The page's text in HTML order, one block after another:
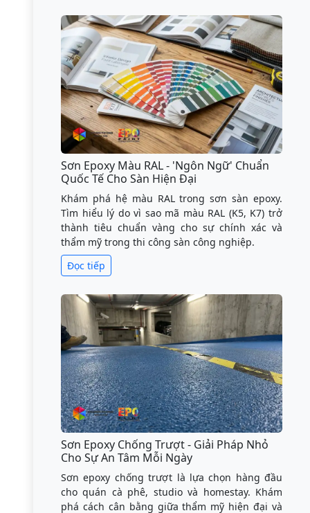
Sơn Epoxy Màu RAL - 'Ngôn Ngữ' Chuẩn
Quốc Tế Cho Sàn Hiện Đại
Khám phá hệ màu RAL trong sơn sàn epoxy.
Tìm hiểu lý do vì sao mã màu RAL (K5, K7) trở
thành tiêu chuẩn vàng cho sự chính xác và
thẩm mỹ trong thi công sàn công nghiệp.
Đọc tiếp
Sơn Epoxy Chống Trượt - Giải Pháp Nhỏ
Cho Sự An Tâm Mỗi Ngày
Sơn epoxy chống trượt là lựa chọn hàng đầu
cho quán cà phê, studio và homestay. Khám
phá cách cân bằng giữa thẩm mỹ hiện đại và